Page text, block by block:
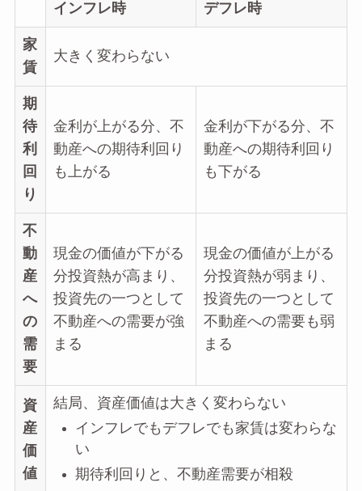
インフレ時 デフレ時
家
賃
大きく変わらない
期
待
利
回
り
金利が上がる分、不
動産への期待利回り
も上がる
金利が下がる分、不
動産への期待利回り
も下がる
不
動
産
へ
の
需
要
現金の価値が下がる
分投資熱が高まり、
投資先の一つとして
不動産への需要が強
まる
現金の価値が上がる
分投資熱が弱まり、
投資先の一つとして
不動産への需要も弱
まる
資
産
価
値
結局、資産価値は大きく変わらない
インフレでもデフレでも家賃は変わらな
い
期待利回りと、不動産需要が相殺